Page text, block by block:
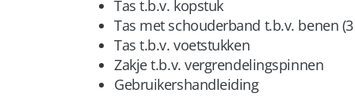
Tas t.b.v. kopstuk
Tas met schouderband t.b.v. benen
Tas t.b.v. voetstukken
Zakje t.b.v. vergrendelingspinnen
Gebruikershandleiding